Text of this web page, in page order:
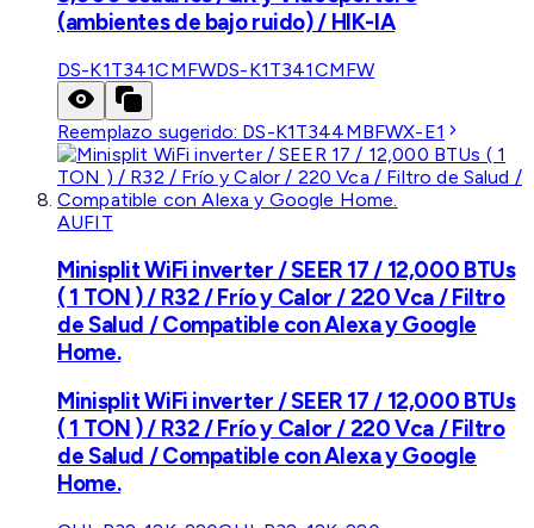
(ambientes de bajo ruido) / HIK-IA
DS-K1T341CMFWDS-K1T341CMFW
Reemplazo sugerido: DS-K1T344MBFWX-E1
AUFIT
Minisplit WiFi inverter / SEER 17 / 12,000 BTUs
( 1 TON ) / R32 / Frío y Calor / 220 Vca / Filtro
de Salud / Compatible con Alexa y Google
Home.
Minisplit WiFi inverter / SEER 17 / 12,000 BTUs
( 1 TON ) / R32 / Frío y Calor / 220 Vca / Filtro
de Salud / Compatible con Alexa y Google
Home.